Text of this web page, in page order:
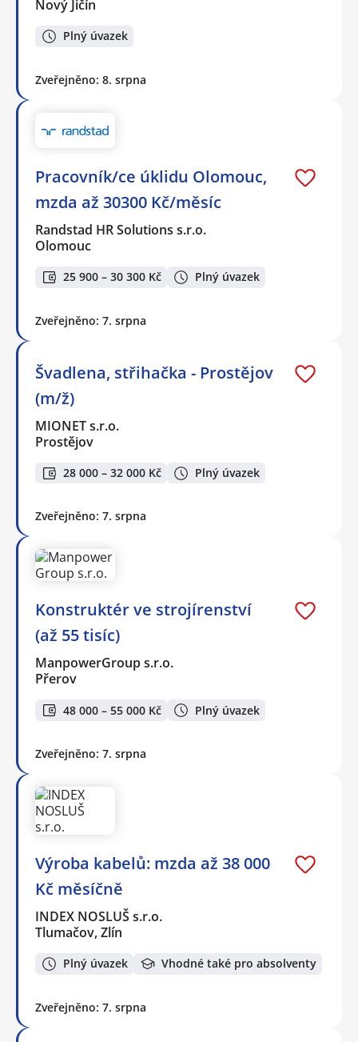
Nový Jičín
Plný úvazek
Zveřejněno: 8. srpna
Pracovník/ce úklidu Olomouc,
mzda až 30300 Kč/měsíc
Randstad HR Solutions s.r.o.
Olomouc
25 900 – 30 300 Kč Plný úvazek
Zveřejněno: 7. srpna
Švadlena, střihačka - Prostějov
(m/ž)
MIONET s.r.o.
Prostějov
28 000 – 32 000 Kč Plný úvazek
Zveřejněno: 7. srpna
Konstruktér ve strojírenství
(až 55 tisíc)
ManpowerGroup s.r.o.
Přerov
48 000 – 55 000 Kč Plný úvazek
Zveřejněno: 7. srpna
Výroba kabelů: mzda až 38 000
Kč měsíčně
INDEX NOSLUŠ s.r.o.
Tlumačov, Zlín
Plný úvazek Vhodné také pro absolventy
Zveřejněno: 7. srpna